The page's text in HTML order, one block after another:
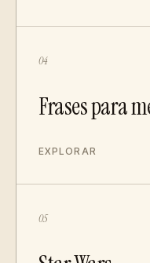
04
Frases para
EXPLORAR
05